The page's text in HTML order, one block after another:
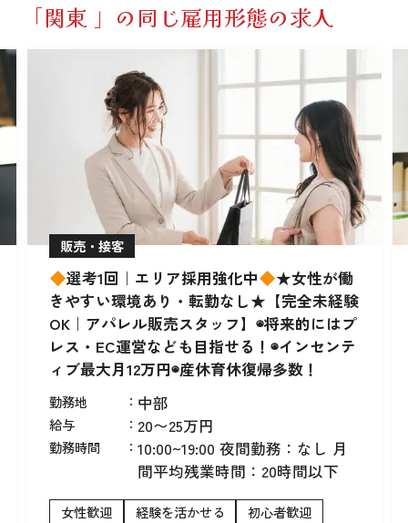
「関東 」の同じ雇用形態の求人
販売・接客
選考1回｜エリア採用強化中
★女性が働
きやすい環境あり・転勤なし★【完全未経験
OK｜アパレル販売スタッフ】◉将来的にはプ
レス・EC運営なども目指せる！◉インセンテ
ィブ最大月12万円◉産休育休復帰多数！
勤務地 ： 中部
給与 ： 20〜25万円
勤務時間 ：10:00~19:00 夜間勤務：なし 月
間平均残業時間：20時間以下
女性歓迎 経験を活かせる
初心者歓迎